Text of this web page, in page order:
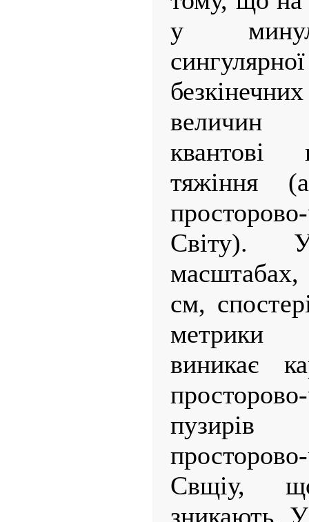
у
величин
квантові
тяжіння
Світу).
см,
метрики
виникає
пузирів
Свщіу,
зникають.